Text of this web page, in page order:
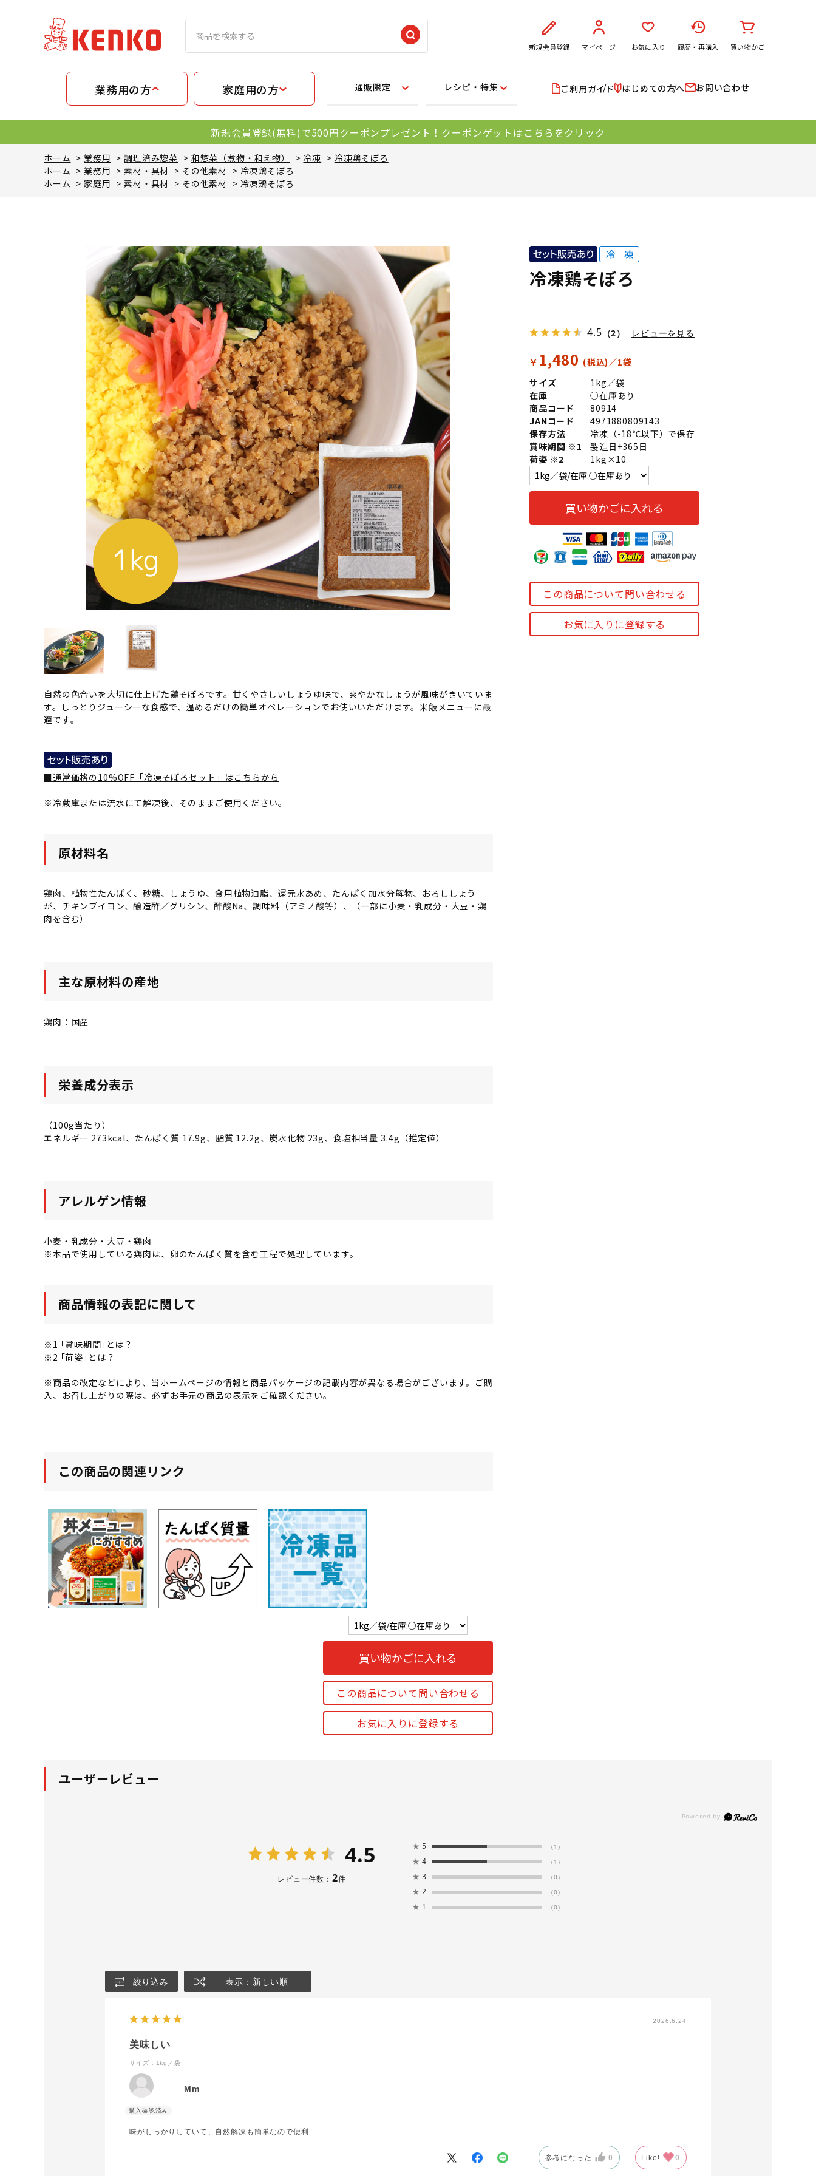
新規会員登録 マイページ お気に入り 履歴・再購入 買い物かご
業務用の方 家庭用の方 通販限定 レシピ・特集 ご利用ガイド はじめての方へ お問い合わせ
新規会員登録(無料)で500円クーポンプレゼント！クーポンゲットはこちらをクリック
ホーム >業務用 >調理済み惣菜 > 和惣菜（煮物・和え物） >冷凍 > 冷凍鶏そぼろ
ホーム >業務用 >素材・具材 > その他素材 > 冷凍鶏そぼろ
ホーム >家庭用 >素材・具材 > その他素材 > 冷凍鶏そぼろ
自然の色合いを大切に仕上げた鶏そぼろです。甘くやさしいしょうゆ味で、爽やかなしょうが風味がきいていま
す。しっとりジューシーな食感で、温めるだけの簡単オペレーションでお使いいただけます。米飯メニューに最
適です。
■通常価格の10%OFF「冷凍そぼろセット」はこちらから
※冷蔵庫または流水にて解凍後、そのままご使用ください。
原材料名
鶏肉、植物性たんぱく、砂糖、しょうゆ、食用植物油脂、還元水あめ、たんぱく加水分解物、おろししょう
が、チキンブイヨン、醸造酢／グリシン、酢酸Na、調味料（アミノ酸等）、（一部に小麦・乳成分・大豆・鶏
肉を含む）
主な原材料の産地
鶏肉：国産
栄養成分表示
（100g当たり）
エネルギー 273kcal、たんぱく質 17.9g、脂質 12.2g、炭水化物 23g、食塩相当量 3.4g（推定値）
アレルゲン情報
小麦・乳成分・大豆・鶏肉
※本品で使用している鶏肉は、卵のたんぱく質を含む工程で処理しています。
商品情報の表記に関して
※1 ｢賞味期間｣とは？
※2 ｢荷姿｣とは？
※商品の改定などにより、当ホームページの情報と商品パッケージの記載内容が異なる場合がございます。ご購
入、お召し上がりの際は、必ずお手元の商品の表示をご確認ください。
この商品の関連リンク
冷凍鶏そぼろ
4.5 （2） レビューを見る
￥ 1,480
商品コード 80914
サイズ
1kg／袋
在庫
○在庫あり
JANコード
4971880809143
保存方法
冷凍（-18℃以下）で保存
賞味期間 ※1
製造日+365日
荷姿 ※2
1kg×10
買い物かごに入れる
この商品について問い合わせる
お気に入りに登録する
買い物かごに入れる
この商品について問い合わせる
お気に入りに登録する
ユーザーレビュー
4.5
レビュー件数： 2件
★ 5 (1)
★ 4 (1)
★ 3 (0)
★ 2 (0)
★ 1 (0)
絞り込み 表示：新しい順
2026.6.24
美味しい
サイズ：1kg／袋
Mm
味がしっかりしていて、自然解凍も簡単なので便利
参考になった 0 Like! 0